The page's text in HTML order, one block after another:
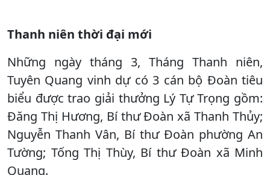
Thanh niên thời đại mới
Những ngày tháng 3, Tháng Thanh niên,
Tuyên Quang vinh dự có 3 cán bộ Đoàn tiêu
biểu được trao giải thưởng Lý Tự Trọng gồm:
Đăng Thị Hương, Bí thư Đoàn xã Thanh Thủy;
Nguyễn Thanh Vân, Bí thư Đoàn phường An
Tường; Tống Thị Thùy, Bí thư Đoàn xã Minh
Quang.